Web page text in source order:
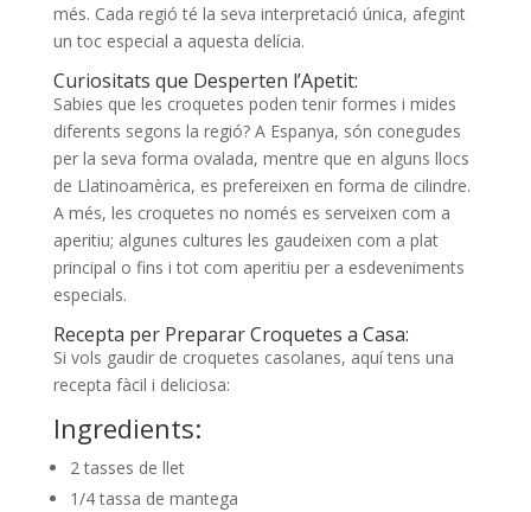
més. Cada regió té la seva interpretació única, afegint
un toc especial a aquesta delícia.
Curiositats que Desperten l’Apetit:
Sabies que les croquetes poden tenir formes i mides
diferents segons la regió? A Espanya, són conegudes
per la seva forma ovalada, mentre que en alguns llocs
de Llatinoamèrica, es prefereixen en forma de cilindre.
A més, les croquetes no només es serveixen com a
aperitiu; algunes cultures les gaudeixen com a plat
principal o fins i tot com aperitiu per a esdeveniments
especials.
Recepta per Preparar Croquetes a Casa:
Si vols gaudir de croquetes casolanes, aquí tens una
recepta fàcil i deliciosa:
Ingredients:
2 tasses de llet
1/4 tassa de mantega